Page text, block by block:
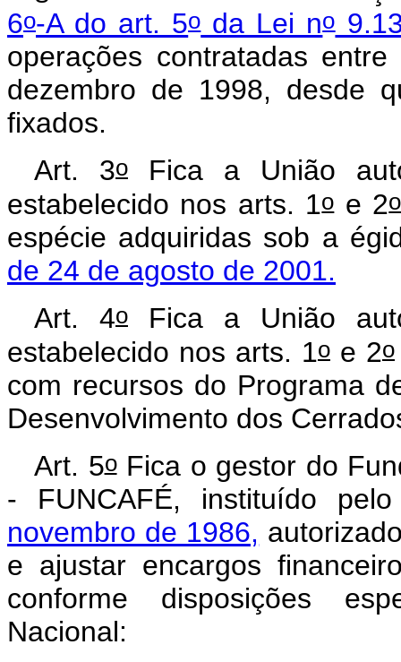
6o-A do art. 5oda Lei no
operações contratadas
dezembro de 1998, desde
fixados.
Art. 3o Fica a União
estabelecido nos arts. 1oe 2o
espécie adquiridas sob a
de 24 de agosto de 2001.
Art. 4o Fica a União
estabelecido nos arts. 1o e 2o
com recursos do Programa
Desenvolvimento dos
Art. 5oFica o gestor do
- FUNCAFÉ, instituído
novembro de 1986,
e ajustar encargos
conforme disposições
Nacional: